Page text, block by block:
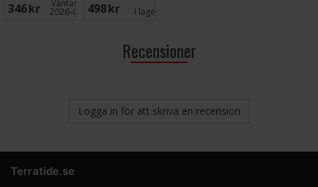
346 SEK Väntas in:
2026-09-30498 SEK I lager:
Recensioner
Logga in för att skriva en recension
Terratide.se